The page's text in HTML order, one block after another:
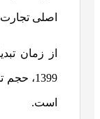
اصلی
از زمان
1399،
است.